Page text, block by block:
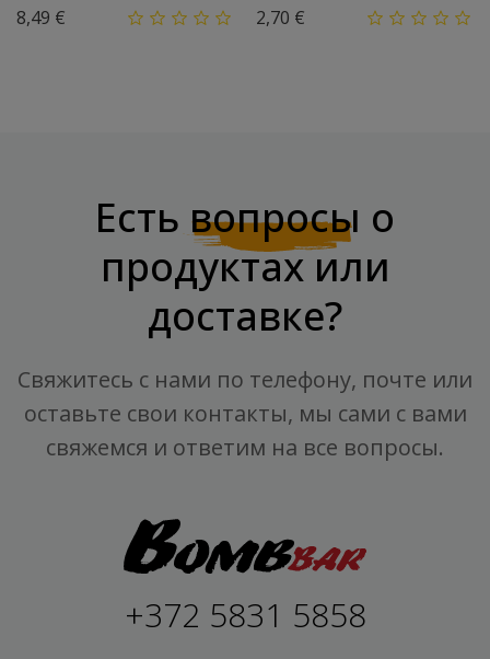
8,49 € 2,70 €
Есть вопросы о
продуктах или
доставке?
Свяжитесь с нами по телефону, почте или
оставьте свои контакты, мы сами с вами
свяжемся и ответим на все вопросы.
+372 5831 5858